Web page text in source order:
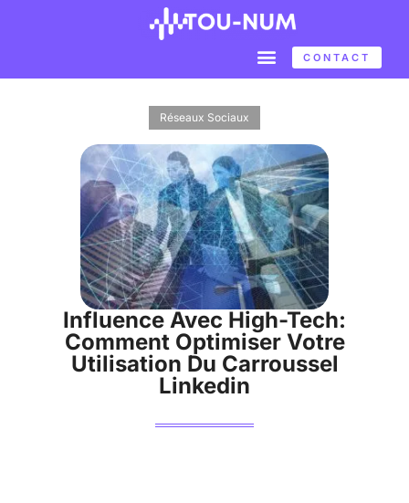
CONTACT
Réseaux Sociaux
Influence Avec High-Tech:
Comment Optimiser Votre
Utilisation Du Carroussel
Linkedin